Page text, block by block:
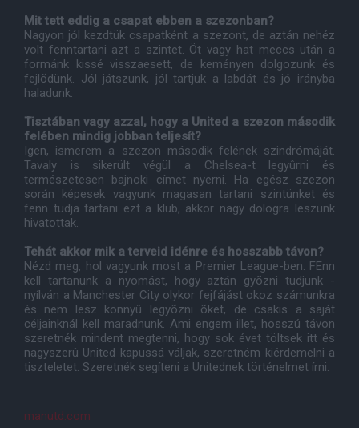
Mit tett eddig a csapat ebben a szezonban?
Nagyon jól kezdtük csapatként a szezont, de aztán nehéz
volt fenntartani azt a szintet. Öt vagy hat meccs után a
formánk kissé visszaesett, de keményen dolgozunk és
fejlõdünk. Jól játszunk, jól tartjuk a labdát és jó irányba
haladunk.
Tisztában vagy azzal, hogy a United a szezon második
felében mindig jobban teljesít?
Igen, ismerem a szezon második felének szindrómáját.
Tavaly is sikerült végül a Chelsea-t legyûrni és
természetesen bajnoki címet nyerni. Ha egész szezon
során képesek vagyunk magasan tartani szintünket és
fenn tudja tartani ezt a klub, akkor nagy dologra leszünk
hivatottak.
Tehát akkor mik a terveid idénre és hosszabb távon?
Nézd meg, hol vagyunk most a Premier League-ben. FEnn
kell tartanunk a nyomást, hogy aztán gyõzni tudjunk -
nyílván a Manchester City olykor fejfájást okoz számunkra
és nem lesz könnyû legyõzni õket, de csakis a saját
céljainknál kell maradnunk. Ami engem illet, hosszú távon
szeretnék mindent megtenni, hogy sok évet töltsek itt és
nagyszerû United kapussá váljak, szeretném kiérdemelni a
tiszteletet. Szeretnék segíteni a Unitednek történelmet írni.
manutd.com